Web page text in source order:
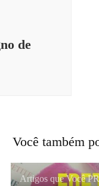
de
Você também
Artigos que Você